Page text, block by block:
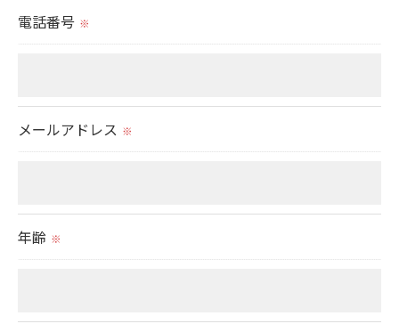
ご本人である事を確認のうえ、対応させて頂きま
きにつきましては、お電話でお問合せ下さい。
電話番号 ※
メールアドレス ※
年齢 ※